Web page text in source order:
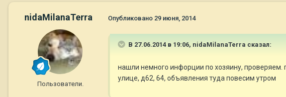
nidaMilanaTerra
Пользователи.
Опубликовано 29 июня, 2014
В 27.06.2014 в 19:06, nidaMilanaTerra сказал:
нашли немного инфорции по хозяину,
улице, д62, 64, объявления туда повесим утром